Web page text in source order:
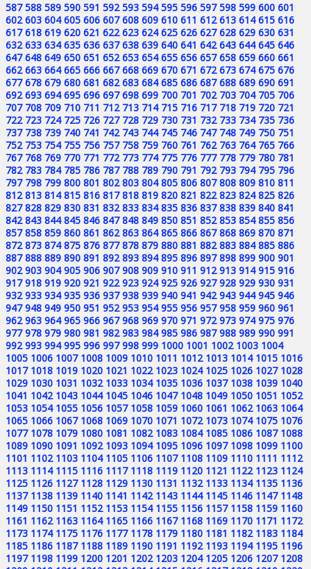
587 588 589 590 591 592 593 594 595 596 597 598 599 600 601
602 603 604 605 606 607 608 609 610 611 612 613 614 615 616
617 618 619 620 621 622 623 624 625 626 627 628 629 630 631
632 633 634 635 636 637 638 639 640 641 642 643 644 645 646
647 648 649 650 651 652 653 654 655 656 657 658 659 660 661
662 663 664 665 666 667 668 669 670 671 672 673 674 675 676
677 678 679 680 681 682 683 684 685 686 687 688 689 690 691
692 693 694 695 696 697 698 699 700 701 702 703 704 705 706
707 708 709 710 711 712 713 714 715 716 717 718 719 720 721
722 723 724 725 726 727 728 729 730 731 732 733 734 735 736
737 738 739 740 741 742 743 744 745 746 747 748 749 750 751
752 753 754 755 756 757 758 759 760 761 762 763 764 765 766
767 768 769 770 771 772 773 774 775 776 777 778 779 780 781
782 783 784 785 786 787 788 789 790 791 792 793 794 795 796
797 798 799 800 801 802 803 804 805 806 807 808 809 810 811
812 813 814 815 816 817 818 819 820 821 822 823 824 825 826
827 828 829 830 831 832 833 834 835 836 837 838 839 840 841
842 843 844 845 846 847 848 849 850 851 852 853 854 855 856
857 858 859 860 861 862 863 864 865 866 867 868 869 870 871
872 873 874 875 876 877 878 879 880 881 882 883 884 885 886
887 888 889 890 891 892 893 894 895 896 897 898 899 900 901
902 903 904 905 906 907 908 909 910 911 912 913 914 915 916
917 918 919 920 921 922 923 924 925 926 927 928 929 930 931
932 933 934 935 936 937 938 939 940 941 942 943 944 945 946
947 948 949 950 951 952 953 954 955 956 957 958 959 960 961
962 963 964 965 966 967 968 969 970 971 972 973 974 975 976
977 978 979 980 981 982 983 984 985 986 987 988 989 990 991
992 993 994 995 996 997 998 999 1000 1001 1002 1003 1004
1005 1006 1007 1008 1009 1010 1011 1012 1013 1014 1015 1016
1017 1018 1019 1020 1021 1022 1023 1024 1025 1026 1027 1028
1029 1030 1031 1032 1033 1034 1035 1036 1037 1038 1039 1040
1041 1042 1043 1044 1045 1046 1047 1048 1049 1050 1051 1052
1053 1054 1055 1056 1057 1058 1059 1060 1061 1062 1063 1064
1065 1066 1067 1068 1069 1070 1071 1072 1073 1074 1075 1076
1077 1078 1079 1080 1081 1082 1083 1084 1085 1086 1087 1088
1089 1090 1091 1092 1093 1094 1095 1096 1097 1098 1099 1100
1101 1102 1103 1104 1105 1106 1107 1108 1109 1110 1111 1112
1113 1114 1115 1116 1117 1118 1119 1120 1121 1122 1123 1124
1125 1126 1127 1128 1129 1130 1131 1132 1133 1134 1135 1136
1137 1138 1139 1140 1141 1142 1143 1144 1145 1146 1147 1148
1149 1150 1151 1152 1153 1154 1155 1156 1157 1158 1159 1160
1161 1162 1163 1164 1165 1166 1167 1168 1169 1170 1171 1172
1173 1174 1175 1176 1177 1178 1179 1180 1181 1182 1183 1184
1185 1186 1187 1188 1189 1190 1191 1192 1193 1194 1195 1196
1197 1198 1199 1200 1201 1202 1203 1204 1205 1206 1207 1208